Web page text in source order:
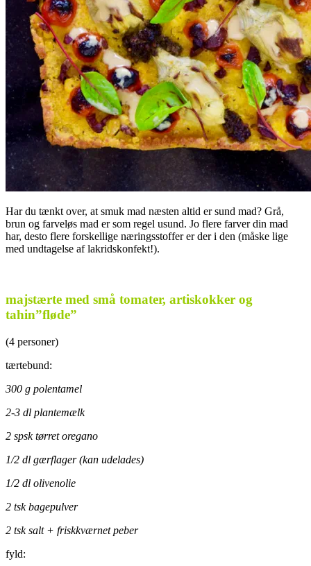
Har du tænkt over, at smuk mad næsten altid er sund mad? Grå,
brun og farveløs mad er som regel usund. Jo flere farver din mad
har, desto flere forskellige næringsstoffer er der i den (måske lige
med undtagelse af lakridskonfekt!).
majstærte med små tomater, artiskokker og
tahin”fløde”
(4 personer)
tærtebund:
300 g polentamel
2-3 dl plantemælk
2 spsk tørret oregano
1/2 dl gærflager (kan udelades)
1/2 dl olivenolie
2 tsk bagepulver
2 tsk salt + friskkværnet peber
fyld: